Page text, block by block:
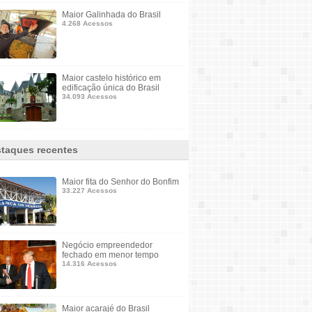
Maior Galinhada do Brasil
4.268 Acessos
Maior castelo histórico em
edificação única do Brasil
34.093 Acessos
recentes
Maior fita do Senhor do Bonfim
33.227 Acessos
Negócio empreendedor
fechado em menor tempo
14.316 Acessos
Maior acarajé do Brasil